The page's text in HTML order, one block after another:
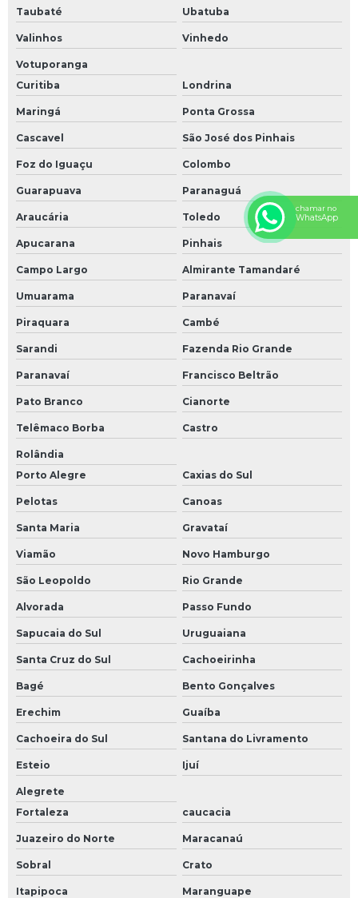
Usinagem fresamento
Balança checkweigher
Balança de esteira
Balança esteira transportadora
Checkweigher
Controlador de peso dinâmico
Esteira classificadora
Esteira de pesagem
Fabricação de esteiras transportadoras
Projeto de esteira transportadora
Sistema de pesagem
Classificadora de peixes
Fábrica de policorte
Grader máquina
Mesa classificadora de peixes
Máquina classificadora de peixes
Máquina selecionadora
Policorte industrial
Policorte industrial de bancada
Serra fita para ferro industrial
Taubaté Ubatuba
Valinhos Vinhedo
Votuporanga
Curitiba
Londrina
Maringá Ponta Grossa
Cascavel São José dos Pinhais
Foz do Iguaçu Colombo
Guarapuava Paranaguá
Araucária Toledo
Apucarana Pinhais
Campo Largo Almirante Tamandaré
Umuarama Paranavaí
Piraquara Cambé
Sarandi Fazenda Rio Grande
Paranavaí Francisco Beltrão
Pato Branco Cianorte
Telêmaco Borba Castro
Rolândia
Porto Alegre
Caxias do Sul
Pelotas Canoas
Santa Maria Gravataí
Viamão Novo Hamburgo
São Leopoldo Rio Grande
Alvorada Passo Fundo
Sapucaia do Sul Uruguaiana
Santa Cruz do Sul Cachoeirinha
Bagé Bento Gonçalves
Erechim Guaíba
Cachoeira do Sul Santana do Livramento
Esteio Ijuí
Alegrete
Fortaleza
caucacia
Juazeiro do Norte Maracanaú
Sobral Crato
Itapipoca Maranguape
chamar no
WhatsApp